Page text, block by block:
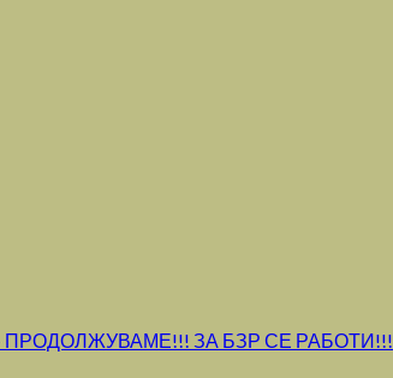
ПРОДОЛЖУВАМЕ!!! ЗА БЗР СЕ РАБОТИ!!!